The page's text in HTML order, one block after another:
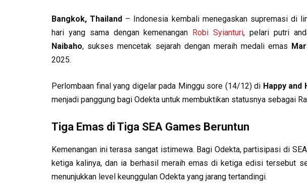
Bangkok, Thailand – Indonesia kembali menegaskan supremasi di
hari yang sama dengan kemenangan Robi Syianturi, pelari putri
Naibaho, sukses mencetak sejarah dengan meraih medali emas
2025.
Perlombaan final yang digelar pada Minggu sore (14/12) di Happy and
menjadi panggung bagi Odekta untuk membuktikan statusnya sebagai
Tiga Emas di Tiga SEA Games Beruntun
Kemenangan ini terasa sangat istimewa. Bagi Odekta, partisipasi di
ketiga kalinya, dan ia berhasil meraih emas di ketiga edisi tersebut
menunjukkan level keunggulan Odekta yang jarang tertandingi.